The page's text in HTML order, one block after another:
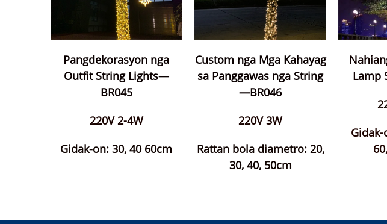
Pangdekorasyon nga
Outfit String Lights—
BR045
220V 2-4W
Gidak-on: 30, 40 60cm
Custom nga Mga Kahayag
sa Panggawas nga String
—BR046
220V 3W
Rattan bola diametro: 20,
30, 40, 50cm
Lamp
Gidak-